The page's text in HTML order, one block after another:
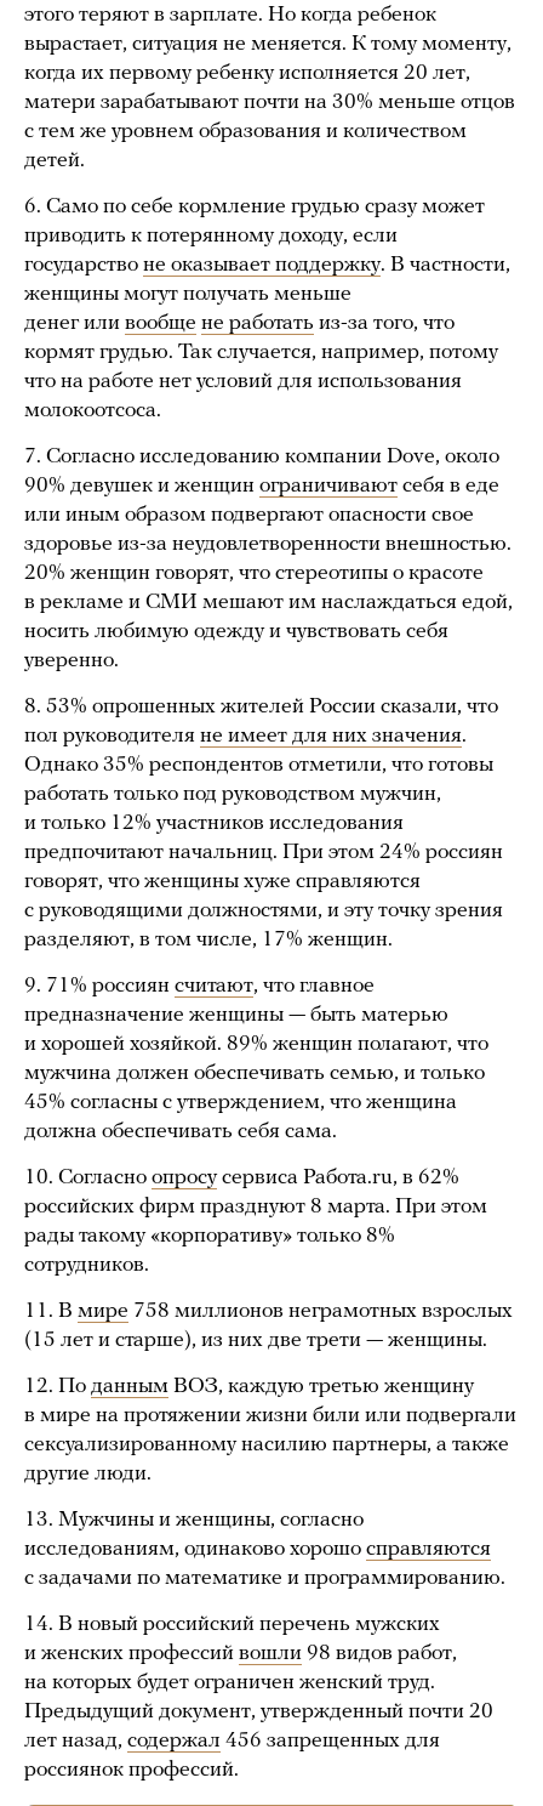
этого теряют в зарплате. Но когда ребенок
вырастает, ситуация не меняется. К тому моменту,
когда их первому ребенку исполняется 20 лет,
матери зарабатывают почти на 30% меньше отцов
с тем же уровнем образования и количеством
детей.
6. Само по себе кормление грудью сразу может
приводить к потерянному доходу, если
государство не оказывает поддержку. В частности,
женщины могут получать меньше
денег или вообще не работать из-за того, что
кормят грудью. Так случается, например, потому
что на работе нет условий для использования
молокоотсоса.
7. Согласно исследованию компании Dovе, около
90% девушек и женщин ограничивают себя в еде
или иным образом подвергают опасности свое
здоровье из-за неудовлетворенности внешностью.
20% женщин говорят, что стереотипы о красоте
в рекламе и СМИ мешают им наслаждаться едой,
носить любимую одежду и чувствовать себя
уверенно.
8. 53% опрошенных жителей России сказали, что
пол руководителя не имеет для них значения.
Однако 35% респондентов отметили, что готовы
работать только под руководством мужчин,
и только 12% участников исследования
предпочитают начальниц. При этом 24% россиян
говорят, что женщины хуже справляются
с руководящими должностями, и эту точку зрения
разделяют, в том числе, 17% женщин.
9. 71% россиян считают, что главное
предназначение женщины — быть матерью
и хорошей хозяйкой. 89% женщин полагают, что
мужчина должен обеспечивать семью, и только
45% согласны с утверждением, что женщина
должна обеспечивать себя сама.
10. Согласно опросусервиса Работа.ru, в 62%
российских фирм празднуют 8 марта. При этом
рады такому «корпоративу» только 8%
сотрудников.
11. В мире 758 миллионов неграмотных взрослых
(15 лет и старше), из них две трети — женщины.
12. По данным ВОЗ, каждую третью женщину
в мире на протяжении жизни били или подвергали
сексуализированному насилию партнеры, а также
другие люди.
13. Мужчины и женщины, согласно
исследованиям, одинаково хорошо справляются
с задачами по математике и программированию.
14. В новый российский перечень мужских
и женских профессий вошли 98 видов работ,
на которых будет ограничен женский труд.
Предыдущий документ, утвержденный почти 20
лет назад, содержал 456 запрещенных для
россиянок профессий.